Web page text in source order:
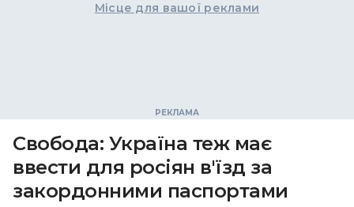
Місце для вашої реклами
Свобода: Україна теж має
ввести для росіян в'їзд за
закордонними паспортами